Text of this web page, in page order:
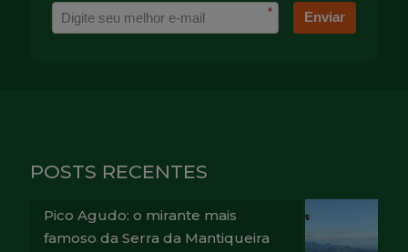
* Enviar
POSTS RECENTES
Pico Agudo: o mirante mais
famoso da Serra da Mantiqueira